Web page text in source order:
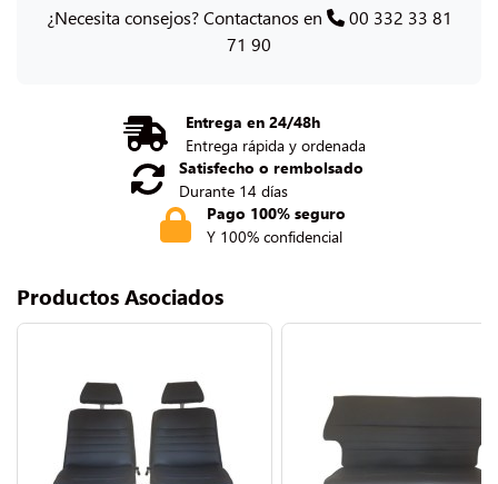
¿Necesita consejos? Contactanos en
00 332 33 81
71 90
Entrega en 24/48h
Entrega rápida y ordenada
Satisfecho o rembolsado
Durante 14 días
Pago 100% seguro
Y 100% confidencial
Productos Asociados